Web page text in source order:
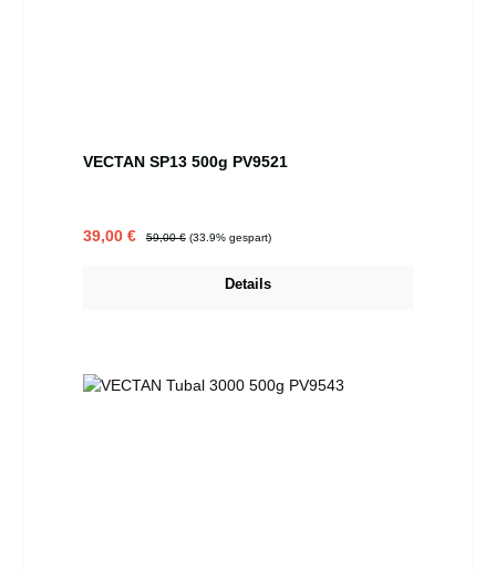
VECTAN SP13 500g PV9521
Verkaufspreis:
39,00 € Regulärer Preis:
59,00 € (33.9% gespart)
Details